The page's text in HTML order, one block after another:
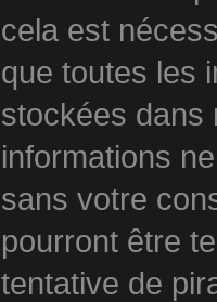
cela est
que toutes les
stockées dans
informations
sans votre
pourront être
tentative de